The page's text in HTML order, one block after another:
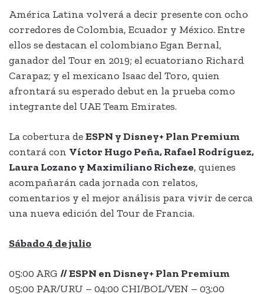
América Latina volverá a decir presente con ocho
corredores de Colombia, Ecuador y México. Entre
ellos se destacan el colombiano Egan Bernal,
ganador del Tour en 2019; el ecuatoriano Richard
Carapaz; y el mexicano Isaac del Toro, quien
afrontará su esperado debut en la prueba como
integrante del UAE Team Emirates.
La cobertura deESPN y Disney+ Plan Premium
contará con Víctor Hugo Peña, Rafael Rodríguez,
Laura Lozano y Maximiliano Richeze, quienes
acompañarán cada jornada con relatos,
comentarios y el mejor análisis para vivir de cerca
una nueva edición del Tour de Francia.
Sábado 4 de julio
05:00 ARG // ESPN enDisney+ Plan Premium
05:00 PAR/URU – 04:00 CHI/BOL/VEN – 03:00